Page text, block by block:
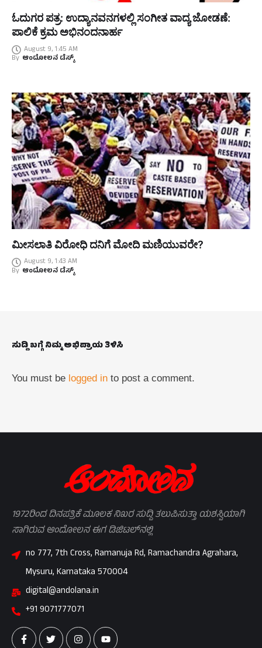
ಓದುಗರ ಪತ್ರ: ಉದ್ಯಾನವನಗಳಲ್ಲಿ ಸಂಗೀತ ವಾದ್ಯ ಜೋಡಣೆ:
ಪಾಲಿಕೆ ಕ್ರಮ ಅಭಿನಂದನಾರ್ಹ
August 9, 1:45 AM
By ಆಂದೋಲನ ಡೆಸ್ಕ್
ಮೀಸಲಾತಿ ವಿರೋಧಿ ದನಿಗೆ ಮೋದಿ ಮಣಿಯುವರೇ?
August 9, 1:43 AM
By ಆಂದೋಲನ ಡೆಸ್ಕ್
ಸುದ್ದಿ ಬಗ್ಗೆ ನಿಮ್ಮ ಅಭಿಪ್ರಾಯ ತಿಳಿಸಿ
You must be logged in to post a comment.
1972ರಿಂದ ದಿನಪತ್ರಿಕೆ ಮೂಲಕ ನಿಖರ ಸುದ್ದಿ ತಲುಪಿಸುತ್ತಾ ಯಶಸ್ವಿಯಾಗಿ
ಸಾಗಿರುವ ಆಂದೋಲನ ಈಗ ಡಿಜಿಟಲ್‌ನಲ್ಲಿ
no 777, 7th Cross, Ramanuja Rd, Ramachandra Agrahara,
Mysuru, Karnataka 570004
digital@andolana.in
+91 9071777071